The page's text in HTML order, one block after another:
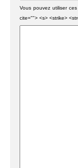
Vous pouvez utiliser
cite=""> <s> <strike>